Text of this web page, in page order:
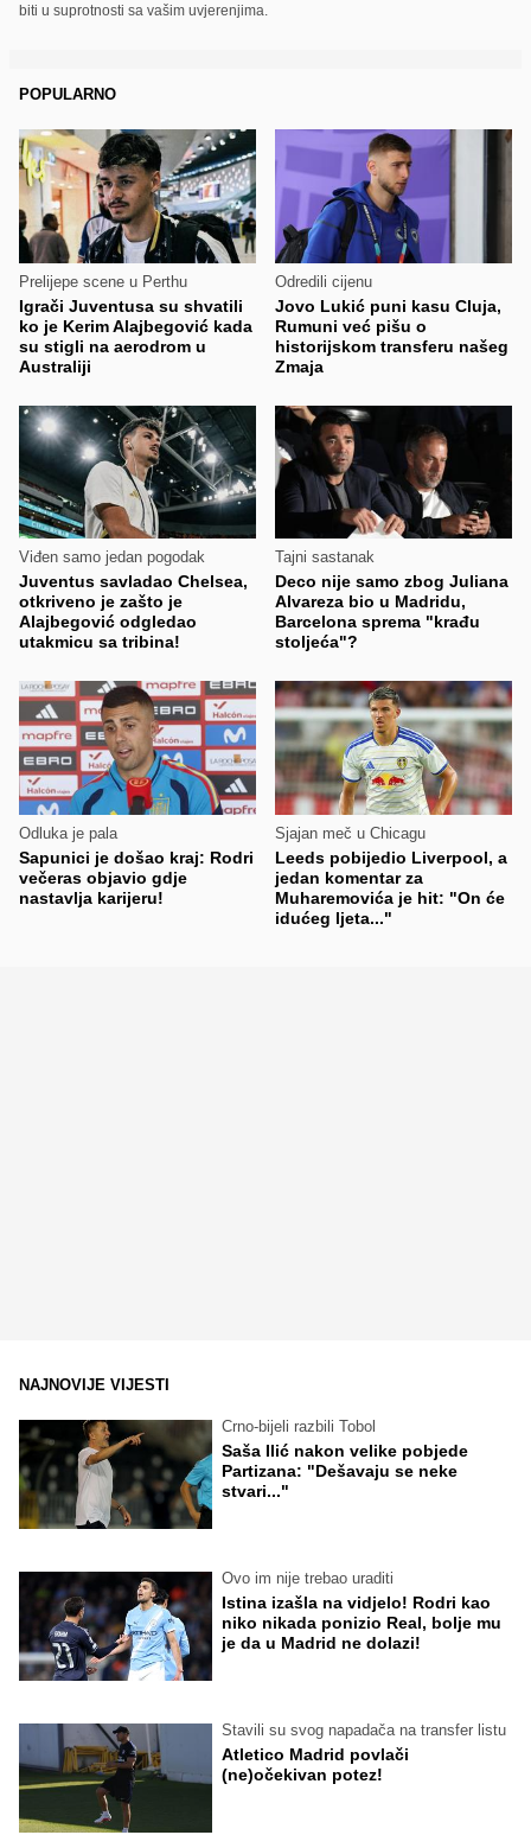
biti u suprotnosti sa vašim uvjerenjima.
POPULARNO
Prelijepe scene u Perthu
Igrači Juventusa su shvatili
ko je Kerim Alajbegović kada
su stigli na aerodrom u
Australiji
Odredili cijenu
Jovo Lukić puni kasu Cluja,
Rumuni već pišu o
historijskom transferu našeg
Zmaja
Viđen samo jedan pogodak
Juventus savladao Chelsea,
otkriveno je zašto je
Alajbegović odgledao
utakmicu sa tribina!
Tajni sastanak
Deco nije samo zbog Juliana
Alvareza bio u Madridu,
Barcelona sprema "krađu
stoljeća"?
Odluka je pala
Sapunici je došao kraj: Rodri
večeras objavio gdje
nastavlja karijeru!
Sjajan meč u Chicagu
Leeds pobijedio Liverpool, a
jedan komentar za
Muharemovića je hit: "On će
idućeg ljeta..."
NAJNOVIJE VIJESTI
Crno-bijeli razbili Tobol
Saša Ilić nakon velike pobjede
Partizana: "Dešavaju se neke
stvari..."
Ovo im nije trebao uraditi
Istina izašla na vidjelo! Rodri kao
niko nikada ponizio Real, bolje mu
je da u Madrid ne dolazi!
Stavili su svog napadača na transfer listu
Atletico Madrid povlači
(ne)očekivan potez!